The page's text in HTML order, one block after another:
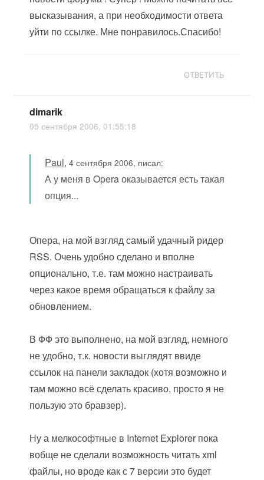
высказывания, а при необходимости ответа
уйти по ссылке. Мне понравилось.Спасибо!
ОТВЕТИТЬ
dimarik
05 сентября 2006, 01:55:18
Paul,4 сентября 2006, писал:
А у меня в Opera оказывается есть такая
опция...
Опера, на мой взгляд самый удачный ридер
RSS. Очень удобно сделано и вполне
опционально, т.е. там можно настраивать
через какое время обращаться к файлу за
обновлением.
В ФФ это выполнено, на мой взгляд, немного
не удобно, т.к. новости выглядят ввиде
ссылок на панели закладок (хотя возможно и
там можно всё сделать красиво, просто я не
пользую это бравзер).
Ну а мелкософтные в Internet Explorer пока
вобще не сделали возможность читать xml
файлы, но вроде как с 7 версии это будет